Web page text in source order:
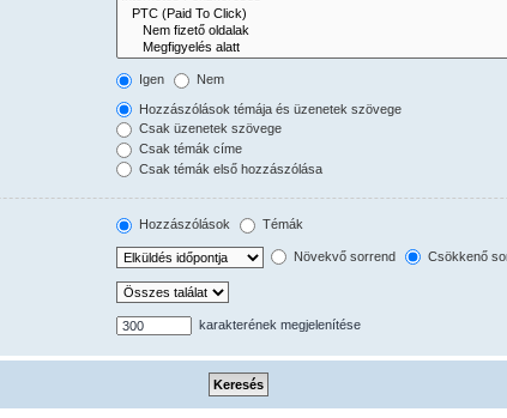
Igen Nem
Hozzászólások témája és üzenetek szövege
Csak üzenetek szövege
Csak témák címe
Csak témák első hozzászólása
Hozzászólások Témák
Növekvő sorrend Csökkenő
karakterének megjelenítése